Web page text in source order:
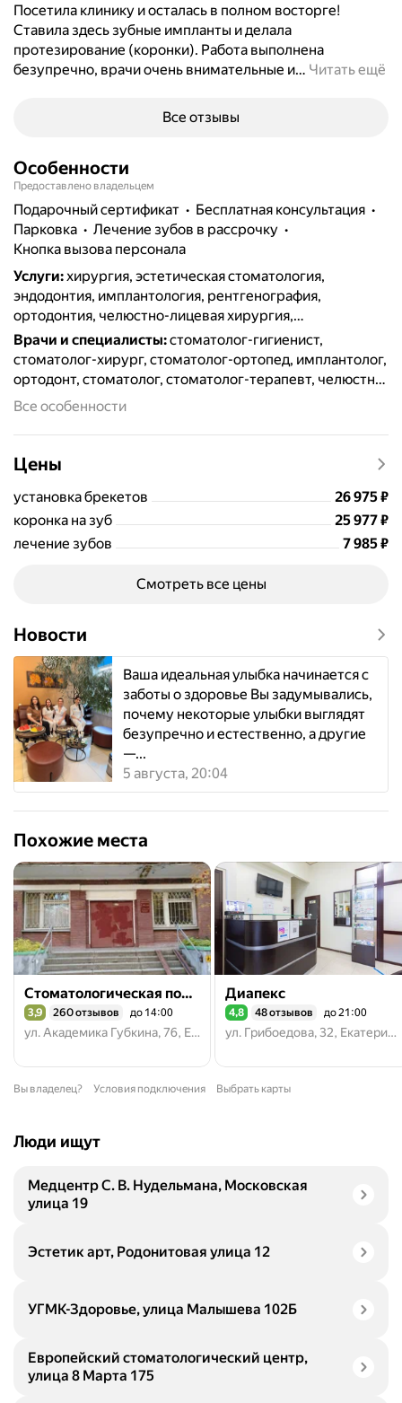
Посетила клинику и осталась в полном восторге!
Ставила здесь зубные импланты и делала
протезирование (коронки). Работа выполнена
безупречно, врачи очень внимательные и… Читать ещё
Все отзывы
Особенности
Предоставлено владельцем
подарочный сертификат
бесплатная консультация
парковка
лечение зубов в рассрочку
кнопка вызова персонала
Услуги: хирургия, эстетическая стоматология,
эндодонтия, имплантология, рентгенография,
ортодонтия, челюстно-лицевая хирургия,
протезирование, терапия, пломбирование, удаление
зубов, отбеливание, лечение кариеса, виниры и
люминиры, брекеты, гигиена полости рта, коронки,
томография, лечение периодонтита, реставрация
зубов, лазерная стоматология, цифровая стоматология
CAD/CAM, скайсы, лечение под микроскопом,
ортопедия, элайнеры, лечение кисты зуба, костная
пластика, ремонт зубных протезов
Врачи и специалисты:стоматолог-гигиенист,
стоматолог-хирург, стоматолог-ортопед, имплантолог,
ортодонт, стоматолог, стоматолог-терапевт, челюстно-
лицевой хирург, стоматолог-микроскопист
Все особенности
Цены
установка брекетов Цена
26975
26 975₽
коронка на зуб
Цена
25977
25 977₽
лечение зубов
Цена
7985
7 985₽
Смотреть все цены
Новости
Ваша идеальная улыбка начинается с
заботы о здоровье Вы задумывались,
почему некоторые улыбки выглядят
безупречно и естественно, а другие
—...
5 августа, 20:04
Похожие места
Стоматологическая поликлиника № 9
Рейтинг 3,9 из 5
3,9 260 отзывов до 14:00
ул. Академика Губкина, 76, Екатеринбург
Диапекс
Рейтинг 4,8 из 5
4,8 48 отзывов до 21:00
ул. Грибоедова, 32, Екатеринбург
Вы владелец? Условия подключения Выбрать карты
Люди ищут
Медцентр С. В. Нудельмана, Московская
улица 19
Эстетик арт, Родонитовая улица 12
УГМК-Здоровье, улица Малышева 102Б
Европейский стоматологический центр,
улица 8 Марта 175